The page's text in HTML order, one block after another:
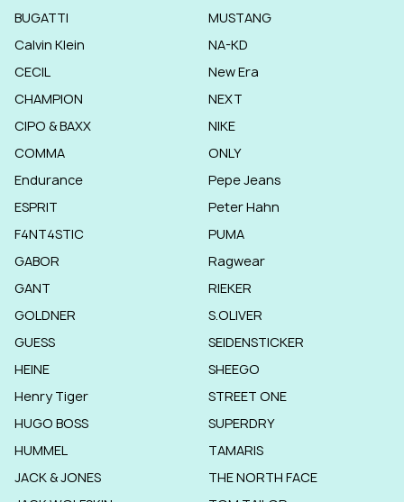
BUGATTI
Calvin Klein
CECIL
CHAMPION
CIPO & BAXX
COMMA
Endurance
ESPRIT
F4NT4STIC
GABOR
GANT
GOLDNER
GUESS
HEINE
Henry Tiger
HUGO BOSS
HUMMEL
JACK & JONES
MUSTANG
NA-KD
New Era
NEXT
NIKE
ONLY
Pepe Jeans
Peter Hahn
PUMA
Ragwear
RIEKER
S.OLIVER
SEIDENSTICKER
SHEEGO
STREET ONE
SUPERDRY
TAMARIS
THE NORTH FACE